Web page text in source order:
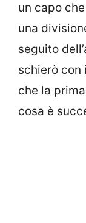
un capo
una
seguito
schierò con
che la
cosa è